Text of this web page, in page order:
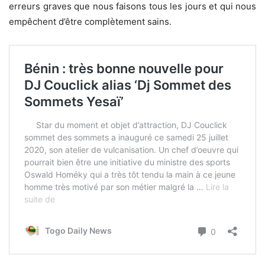
erreurs graves que nous faisons tous les jours et qui nous
empêchent d’être complètement sains.